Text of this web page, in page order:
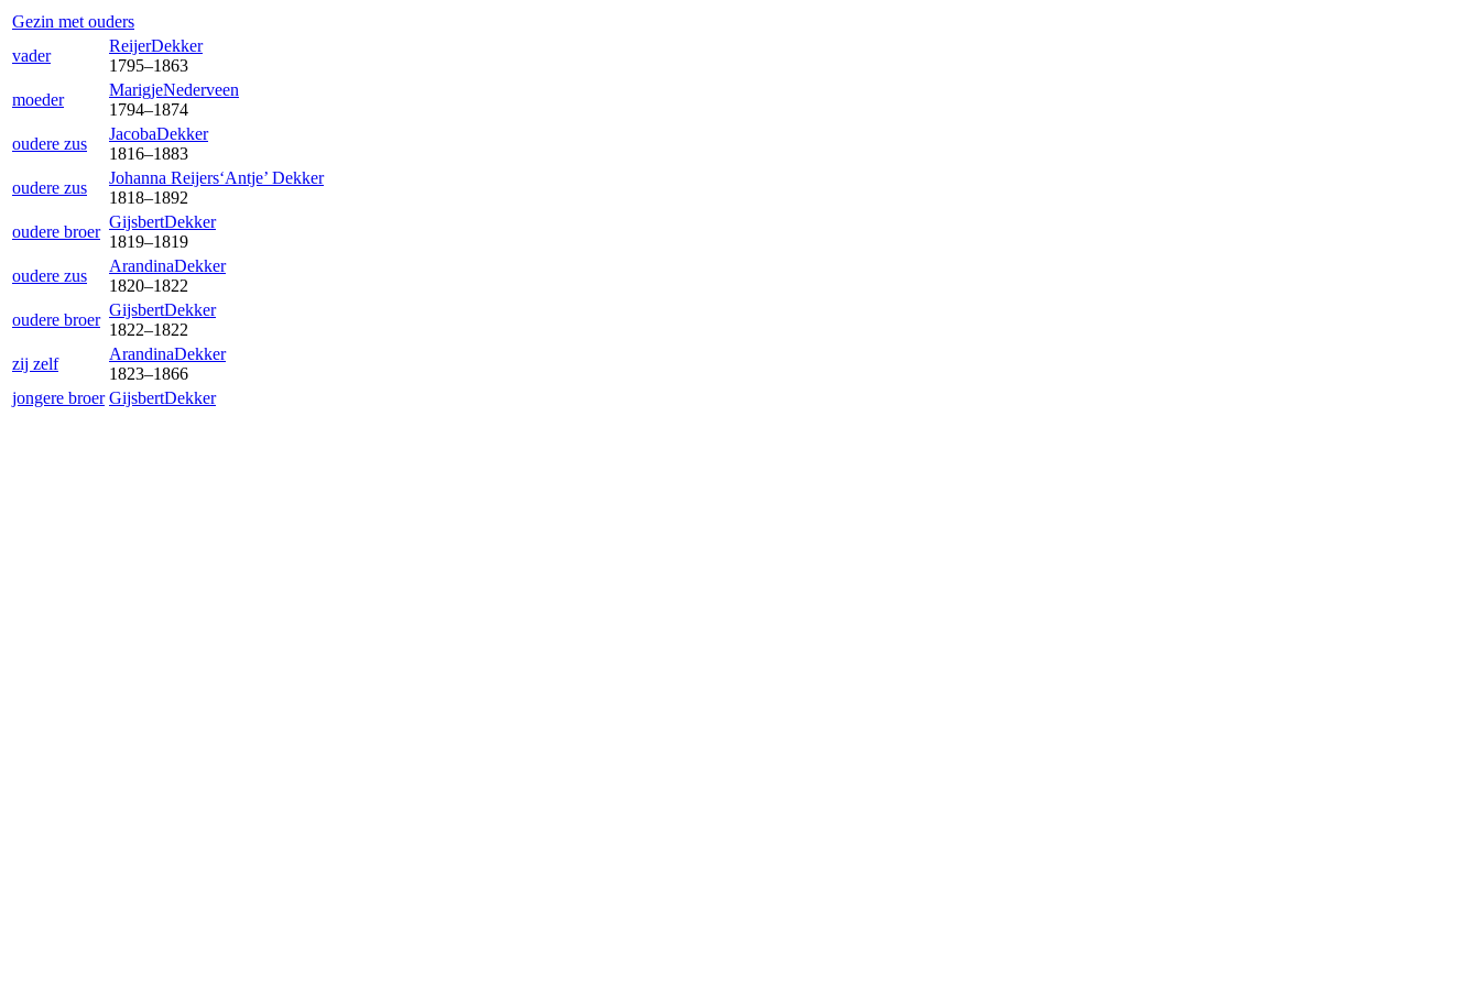
Gezin met ouders
vader
ReijerDekker
1795–1863
moeder
MarigjeNederveen
1794–1874
oudere zus
JacobaDekker
1816–1883
oudere zus
Johanna Reijers‘Antje’ Dekker
1818–1892
oudere broer
GijsbertDekker
1819–1819
oudere zus
ArandinaDekker
1820–1822
oudere broer
GijsbertDekker
1822–1822
zij zelf
ArandinaDekker
1823–1866
jongere broer GijsbertDekker